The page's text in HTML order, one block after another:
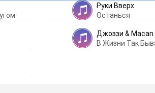
Руки Вверх
Останься
Джоззи & Macan
В Жизни Так